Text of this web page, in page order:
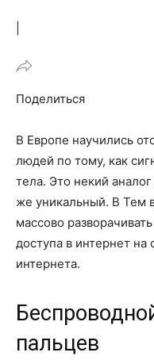
Поделиться
В Европе научились
людей по тому, как
тела. Это некий
же уникальный. В Тем
массово
доступа в интернет
интернета.
пальцев